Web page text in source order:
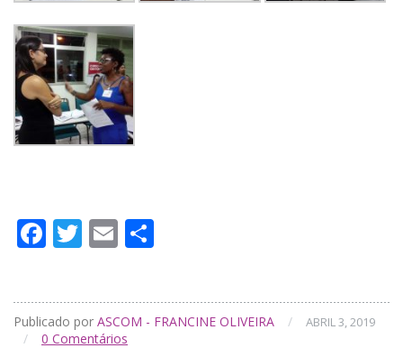
Facebook
Twitter
Email
Publicado por ASCOM - FRANCINE OLIVEIRA / ABRIL 3, 2019
/ 0 Comentários